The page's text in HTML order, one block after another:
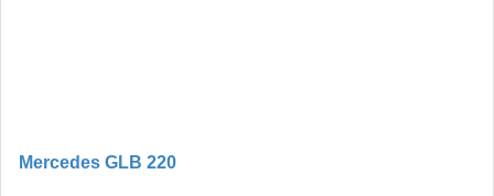
Mercedes GLB 220